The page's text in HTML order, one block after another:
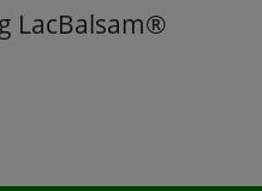
LacBalsam®